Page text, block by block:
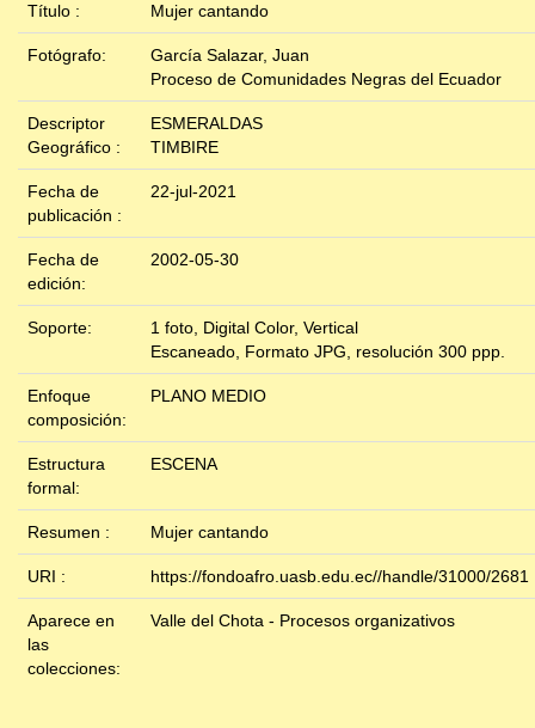
Título : Mujer cantando
Fotógrafo:
García Salazar, Juan
Proceso de Comunidades Negras del Ecuador
Descriptor
Geográfico :
ESMERALDAS
TIMBIRE
Fecha de
publicación :
22-jul-2021
Fecha de
edición:
2002-05-30
Soporte:
1 foto, Digital Color, Vertical
Escaneado, Formato JPG, resolución 300 ppp.
Enfoque
composición:
PLANO MEDIO
Estructura
formal:
ESCENA
Resumen : Mujer cantando
URI : https://fondoafro.uasb.edu.ec//handle/31000/2681
Aparece en
las
colecciones:
Valle del Chota - Procesos organizativos